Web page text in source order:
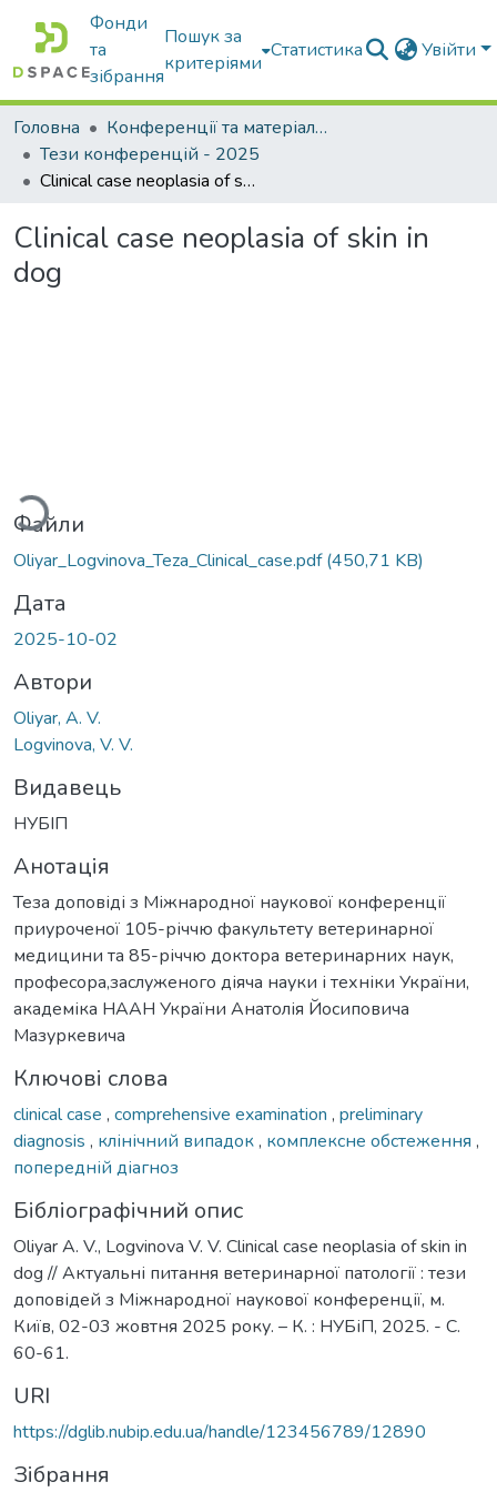
Фонди
та
зібрання
Пошук за
критеріями
Статистика Увійти
Головна
Конференції та матеріали конференцій
Тези конференцій - 2025
Сlinical case neoplasia of skin in dog
Сlinical case neoplasia of skin in
dog
Файли
Oliyar_Logvinova_Teza_Clinical_case.pdf(450,71 KB)
Дата
2025-10-02
Автори
Oliyar, A. V.
Logvinova, V. V.
Видавець
НУБІП
Анотація
Теза доповіді з Міжнародної наукової конференції
приуроченої 105-річчю факультету ветеринарної
медицини та 85-річчю доктора ветеринарних наук,
професора,заслуженого діяча науки і техніки України,
академіка НААН України Анатолія Йосиповича
Мазуркевича
Ключові слова
clinical case , comprehensive examination , preliminary
diagnosis , клінічний випадок, комплексне обстеження ,
попередній діагноз
Бібліографічний опис
Oliyar A. V., Logvinova V. V. Сlinical case neoplasia of skin in
dog // Актуальні питання ветеринарної патології : тези
доповідей з Міжнародної наукової конференції, м.
Київ, 02-03 жовтня 2025 року. – К. : НУБіП, 2025. - С.
60-61.
URI
https://dglib.nubip.edu.ua/handle/123456789/12890
Зібрання